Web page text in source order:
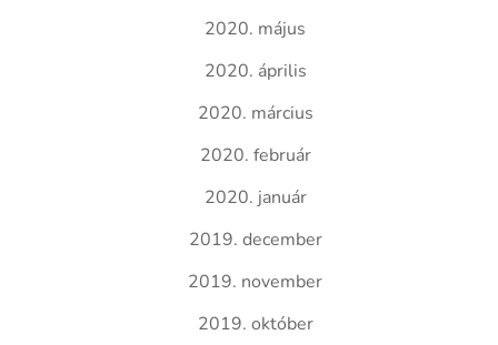
2020. május
2020. április
2020. március
2020. február
2020. január
2019. december
2019. november
2019. október